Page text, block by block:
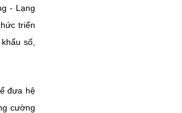
- Lạng
triển
số,
đưa hệ
cường